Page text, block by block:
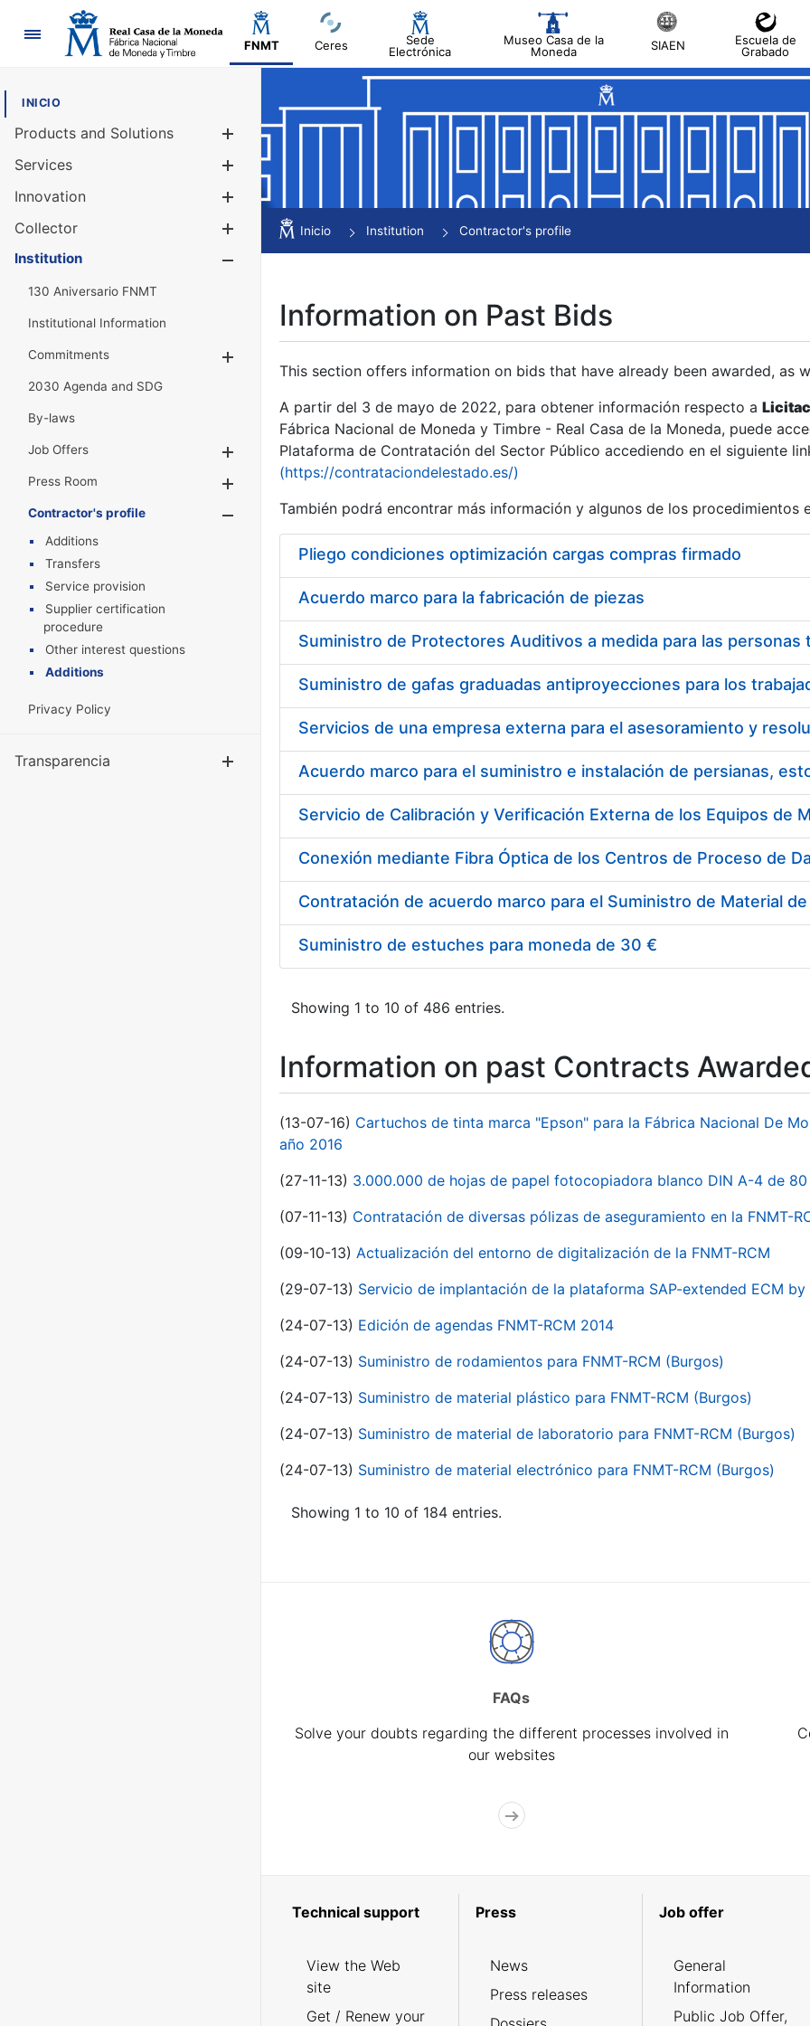
Navigation
FNMT Ceres
Sede
Electrónica
Museo Casa de la
Moneda
SIAEN
Escuela de
Grabado
INICIO
Products and Solutions
Services
Innovation
Collector
Show/Hide
Institution
130 Aniversario FNMT
Institutional Information
Commitments
2030 Agenda and SDG
By-laws
Job Offers
Show/Hide
Press Room
Show/Hide
Contractor's profile
Show/Hide
Additions
Transfers
Service provision
Supplier certification
procedure
Other interest questions
Additions
Privacy Policy
Transparencia Show/Hide
Inicio Institution Contractor's profile
Information on Past Bids
This section offers information on bids that have already been awarded, as
A partir del 3 de mayo de 2022, para obtener información respecto a
Fábrica Nacional de Moneda y Timbre - Real Casa de la Moneda, puede
Plataforma de Contratación del Sector Público accediendo en el siguiente
(https://contrataciondelestado.es/)
También podrá encontrar más información y algunos de los procedimientos
Pliego condiciones optimización cargas compras firmado
Acuerdo marco para la fabricación de piezas
Acuerdo marco para el suministro e instalación de persianas,
Suministro de estuches para moneda de 30 €
Showing 1 to 10 of 486 entries.
Information on past Contracts
(13-07-16) Cartuchos de tinta marca "Epson" para la Fábrica Nacional De
año 2016
(27-11-13) 3.000.000 de hojas de papel fotocopiadora blanco DIN A-4 de 80
(07-11-13) Contratación de diversas pólizas de aseguramiento en la FNMT-
(09-10-13) Actualización del entorno de digitalización de la FNMT-RCM
(29-07-13) Servicio de implantación de la plataforma SAP-extended ECM by
(24-07-13) Edición de agendas FNMT-RCM 2014
(24-07-13) Suministro de rodamientos para FNMT-RCM (Burgos)
(24-07-13) Suministro de material plástico para FNMT-RCM (Burgos)
(24-07-13) Suministro de material de laboratorio para FNMT-RCM (Burgos)
(24-07-13) Suministro de material electrónico para FNMT-RCM (Burgos)
Showing 1 to 10 of 184 entries.
FAQs
Solve your doubts regarding the different processes involved in
our websites
Technical support
View the Web
site
Get / Renew your
Press
News
Press releases
Job offer
General
Information
Public Job Offer,